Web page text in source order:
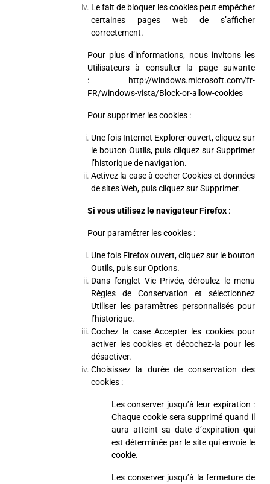
Le fait de bloquer les cookies peut empêcher
certaines pages web de s’afficher
correctement.
Pour plus d’informations, nous invitons les
Utilisateurs à consulter la page suivante
:
http://windows.microsoft.com/fr-
FR/windows-vista/Block-or-allow-cookies
Pour supprimer les cookies :
Une fois Internet Explorer ouvert, cliquez sur
le bouton Outils, puis cliquez sur Supprimer
l’historique de navigation.
Activez la case à cocher Cookies et données
de sites Web, puis cliquez sur Supprimer.
Si vous utilisez le navigateur Firefox :
Pour paramétrer les cookies :
Une fois Firefox ouvert, cliquez sur le bouton
Outils, puis sur Options.
Dans l’onglet Vie Privée, déroulez le menu
Règles de Conservation et sélectionnez
Utiliser les paramètres personnalisés pour
l’historique.
Cochez la case Accepter les cookies pour
activer les cookies et décochez-la pour les
désactiver.
Choisissez la durée de conservation des
cookies :
Les conserver jusqu’à leur expiration :
Chaque cookie sera supprimé quand il
aura atteint sa date d’expiration qui
est déterminée par le site qui envoie le
cookie.
Les conserver jusqu’à la fermeture de